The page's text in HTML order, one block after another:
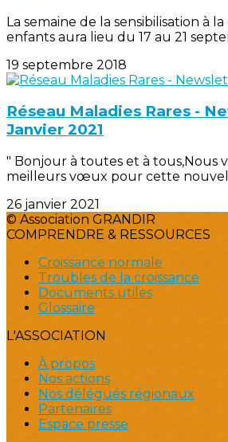
La semaine de la sensibilisation à
enfants aura lieu du 17 au 21
19 septembre 2018
Réseau Maladies Rares -
Janvier 2021
" Bonjour à toutes et à tous,Nous
meilleurs vœux pour cette
26 janvier 2021
© Association GRANDIR
COMPRENDRE & RESSOURCES
Croissance normale
Troubles de la croissance
Documents utiles
Glossaire
L'ASSOCIATION
À propos
Nos actions
Nos délégués régionaux
Partenaires
Espace presse